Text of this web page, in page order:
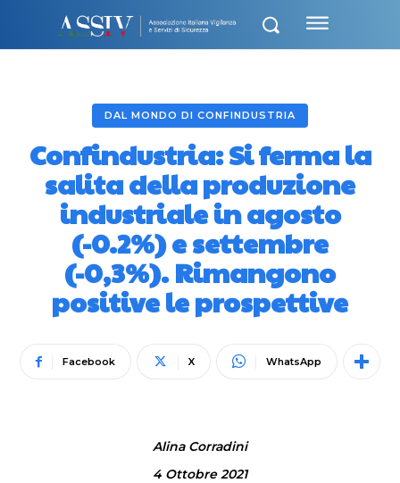
DAL MONDO DI CONFINDUSTRIA
Confindustria: Si ferma la
salita della produzione
industriale in agosto
(-0.2%) e settembre
(-0,3%). Rimangono
positive le prospettive
Facebook X WhatsApp
Alina Corradini
4 Ottobre 2021